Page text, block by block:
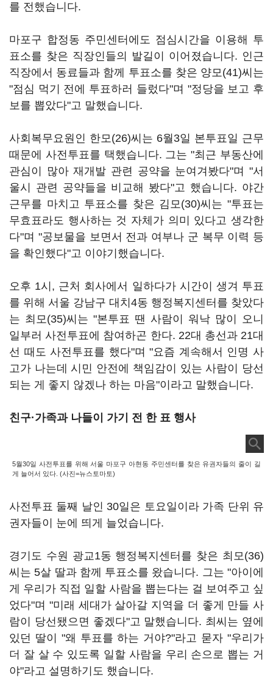
를 전했습니다.
마포구 합정동 주민센터에도 점심시간을 이용해 투
표소를 찾은 직장인들의 발길이 이어졌습니다. 인근
직장에서 동료들과 함께 투표소를 찾은 양모(41)씨는
"점심 먹기 전에 투표하러 들렀다"며 "정당을 보고 후
보를 뽑았다"고 말했습니다.
사회복무요원인 한모(26)씨는 6월3일 본투표일 근무
때문에 사전투표를 택했습니다. 그는 "최근 부동산에
관심이 많아 재개발 관련 공약을 눈여겨봤다"며 "서
울시 관련 공약들을 비교해 봤다"고 했습니다. 야간
근무를 마치고 투표소를 찾은 김모(30)씨는 "투표는
무효표라도 행사하는 것 자체가 의미 있다고 생각한
다"며 "공보물을 보면서 전과 여부나 군 복무 이력 등
을 확인했다"고 이야기했습니다.
오후 1시, 근처 회사에서 일하다가 시간이 생겨 투표
를 위해 서울 강남구 대치4동 행정복지센터를 찾았다
는 최모(35)씨는 "본투표 땐 사람이 워낙 많이 오니
일부러 사전투표에 참여하곤 한다. 22대 총선과 21대
선 때도 사전투표를 했다"며 "요즘 계속해서 인명 사
고가 나는데 시민 안전에 책임감이 있는 사람이 당선
되는 게 좋지 않겠나 하는 마음"이라고 말했습니다.
친구·가족과 나들이 가기 전 한 표 행사
5월30일 사전투표를 위해 서울 마포구 아현동 주민센터를 찾은 유권자들의 줄이 길
게 늘어서 있다. (사진=뉴스토마토)
사전투표 둘째 날인 30일은 토요일이라 가족 단위 유
권자들이 눈에 띄게 늘었습니다.
경기도 수원 광교1동 행정복지센터를 찾은 최모(36)
씨는 5살 딸과 함께 투표소를 왔습니다. 그는 "아이에
게 우리가 직접 일할 사람을 뽑는다는 걸 보여주고 싶
었다"며 "미래 세대가 살아갈 지역을 더 좋게 만들 사
람이 당선됐으면 좋겠다"고 말했습니다. 최씨는 옆에
있던 딸이 "왜 투표를 하는 거야?"라고 묻자 "우리가
더 잘 살 수 있도록 일할 사람을 우리 손으로 뽑는 거
야"라고 설명하기도 했습니다.